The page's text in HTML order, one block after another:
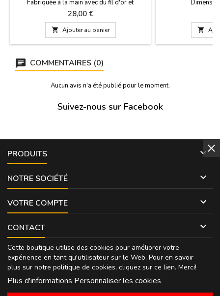
Fabriquée à la main avec du fil d'or et
d'argent. Dimensions : Grande : 4 x 4,5 cm
Petite : 3 x 3 cm
Prix
28,00 €
 Ajouter au panier 
COMMENTAIRES (0)
Aucun avis n'a été publié pour le moment.
Suivez-nous sur Facebook
PRODUITS 
NOTRE SOCIÉTÉ 
VOTRE COMPTE 
CONTACT 
Cette boutique utilise des cookies pour améliorer votre
expérience en tant qu'utilisateur sur le Web. Pour en savoir
plus sur notre politique de cookies, cliquez sur ce lien. Merci!
Plus d'informations Personnaliser les cookies